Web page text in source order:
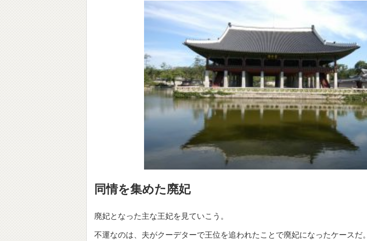
同情を集めた廃妃
廃妃となった主な王妃を見ていこう。
不運なのは、夫がクーデターで王位を追われたことで廃妃になったケースだ。